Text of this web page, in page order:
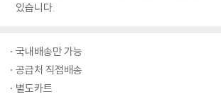
있습니다.
국내배송만 가능
공급처 직접배송
별도카트